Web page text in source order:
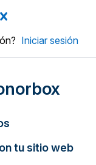
Iniciar sesión
tu sitio web